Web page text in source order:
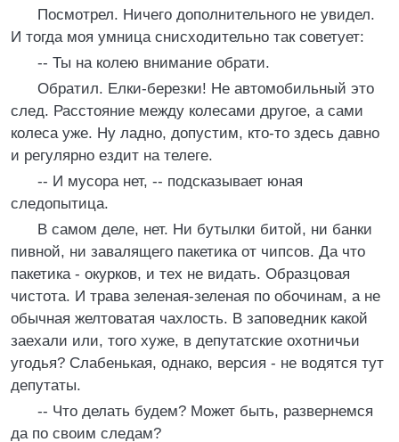
Посмотрел. Ничего дополнительного не увидел.
И тогда моя умница снисходительно так советует:
-- Ты на колею внимание обрати.
Обратил. Елки-березки! Не автомобильный это
след. Расстояние между колесами другое, а сами
колеса уже. Ну ладно, допустим, кто-то здесь давно
и регулярно ездит на телеге.
-- И мусора нет, -- подсказывает юная
следопытица.
В самом деле, нет. Ни бутылки битой, ни банки
пивной, ни завалящего пакетика от чипсов. Да что
пакетика - окурков, и тех не видать. Образцовая
чистота. И трава зеленая-зеленая по обочинам, а не
обычная желтоватая чахлость. В заповедник какой
заехали или, того хуже, в депутатские охотничьи
угодья? Слабенькая, однако, версия - не водятся тут
депутаты.
-- Что делать будем? Может быть, развернемся
да по своим следам?